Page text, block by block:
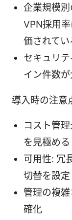
企業規模別
VPN採用
価されてい
セキュリ
イン件数
導入時の注意
コスト管
を見極める
可用性: 冗
切替を設定
管理の複
確化